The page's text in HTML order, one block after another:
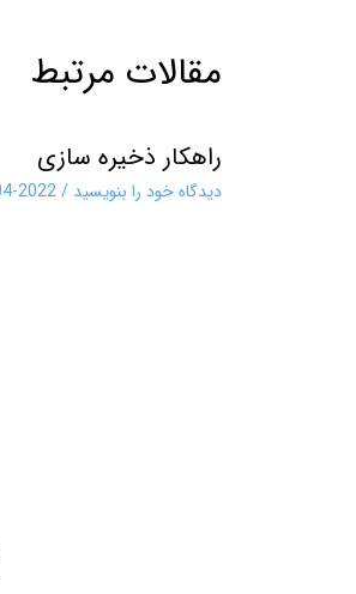
مقالات مرتبط
راهکار ذخیره سازی
دیدگاه‌ خود را بنویسید /
2022-04-05